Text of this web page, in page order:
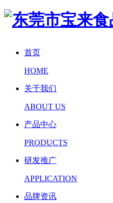
首页
HOME
关于我们
ABOUT US
产品中心
PRODUCTS
研发推广
APPLICATION
品牌资讯